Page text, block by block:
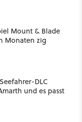
Mount & Blade
Monaten zig
DLC
und es passt